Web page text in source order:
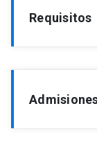
Requisitos
Aprobar un